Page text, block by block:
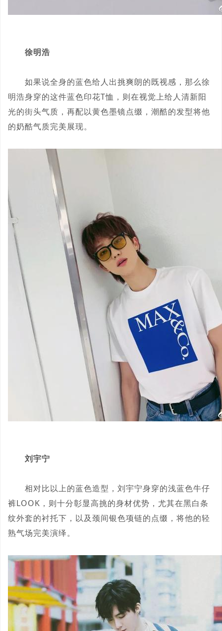
徐明浩
如果说全身的蓝色给人出挑爽朗的既视感，那么徐
明浩身穿的这件蓝色印花T恤，则在视觉上给人清新阳
光的街头气质，再配以黄色墨镜点缀，潮酷的发型将他
的奶酷气质完美展现。
刘宇宁
相对比以上的蓝色造型，刘宇宁身穿的浅蓝色牛仔
裤LOOK，则十分彰显高挑的身材优势，尤其在黑白条
纹外套的衬托下，以及颈间银色项链的点缀，将他的轻
熟气场完美演绎。